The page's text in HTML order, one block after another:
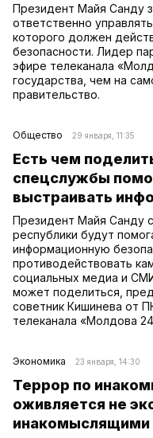
Президент Майя Санду
ответственно
которого должен
безопасности. Лидер
эфире телеканала
государства, чем на
правительство.
Общество 29 января, 11:35
Есть чем
спецслужбы
выстраивать
Президент Майя Санду
республики будут
информационную
противодействовать
социальных медиа и
может поделиться,
советник Кишинева от
телеканала «Молдова
Экономика 23 января, 14:30
Террор по
оживляется не
инакомыслящими